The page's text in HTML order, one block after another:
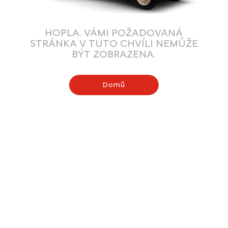
HOPLA. VÁMI POŽADOVANÁ
STRÁNKA V TUTO CHVÍLI NEMŮŽE
BÝT ZOBRAZENA.
Domů